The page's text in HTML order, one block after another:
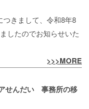
つきまして、令和8年8
したのでお知らせいた
>>>MORE
せんだい 事務所の移